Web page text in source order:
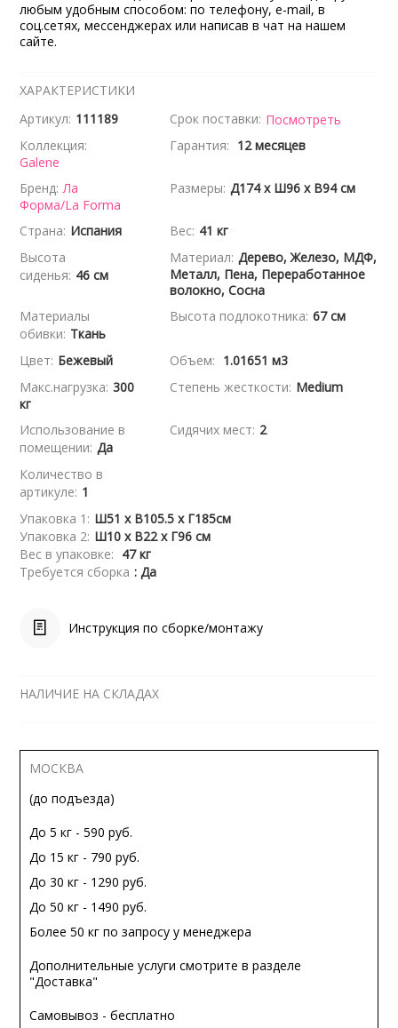
любым удобным способом: по телефону, e-mail, в
соц.сетях, мессенджерах или написав в чат на нашем
сайте.
ХАРАКТЕРИСТИКИ
Артикул: 111189 Срок поставки: Посмотреть
Коллекция:
Galene
Гарантия: 12 месяцев
Бренд: Ла
Форма/La Forma
Размеры: Д174 x Ш96 x В94 см
Страна: Испания Вес: 41 кг
Высота
сиденья: 46 см
Материал: Дерево, Железо, МДФ,
Металл, Пена, Переработанное
волокно, Сосна
Материалы
обивки: Ткань
Высота подлокотника: 67 см
Цвет: Бежевый Объем: 1.01651 м3
Макс.нагрузка: 300
кг
Степень жесткости: Medium
Использование в
помещении: Да
Сидячих мест: 2
Количество в
артикуле: 1
Упаковка 1: Ш51 x В105.5 x Г185см
Упаковка 2: Ш10 x В22 x Г96 см
Вес в упаковке: 47 кг
Требуется сборка : Да
Инструкция по сборке/монтажу
НАЛИЧИЕ НА СКЛАДАХ
МОСКВА
(до подъезда)
До 5 кг - 590 руб.
До 15 кг - 790 руб.
До 30 кг - 1290 руб.
До 50 кг - 1490 руб.
Более 50 кг по запросу у менеджера
Дополнительные услуги смотрите в разделе
"Доставка"
Самовывоз - бесплатно